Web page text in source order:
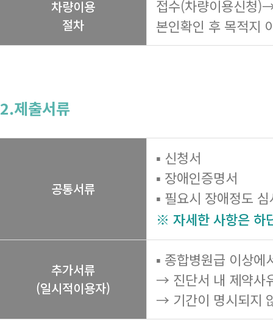
차량이용
절차
접수(차량이용신청
본인확인 후 목적지
2.제출서류
공통서류
▪ 신청서
▪ 장애인증명서
▪ 필요시 장애정도
※ 자세한 사항은 하
추가서류
(일시적이용자)
▪ 종합병원급 이상에
→ 진단서 내 제약사
→ 기간이 명시되지